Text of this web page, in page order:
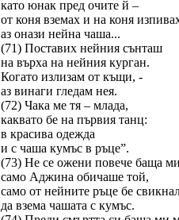
като юнак пред очите й –
от коня вземах и на коня
аз онази нейна чаша...
(71) Поставих нейния сънташ
на върха на нейния курган.
Когато излизам от къщи, -
аз винаги гледам нея.
(72) Чака ме тя – млада,
каквато бе на първия танц:
в красива одежда
и с чаша кумъс в ръце”.
(73) Не се ожени повече баща
само Аджина обичаше той,
само от нейните ръце бе
да взема чашата с кумъс.